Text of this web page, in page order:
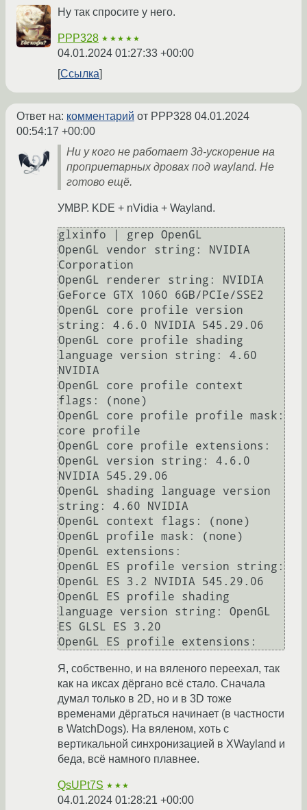
Ну так спросите у него.
PPP328 ★★★★★
04.01.2024 01:27:33 +00:00
Ссылка
Ответ на: комментарий от PPP328 04.01.2024
00:54:17 +00:00
Ни у кого не работает 3д-ускорение на
проприетарных дровах под wayland. Не
готово ещё.
УМВР. KDE + nVidia + Wayland.
glxinfo | grep OpenGL
OpenGL vendor string: NVIDIA
Corporation
OpenGL renderer string: NVIDIA
GeForce GTX 1060 6GB/PCIe/SSE2
OpenGL core profile version
string: 4.6.0 NVIDIA 545.29.06
OpenGL core profile shading
language version string: 4.60
NVIDIA
OpenGL core profile context
flags: (none)
OpenGL core profile profile mask:
core profile
OpenGL core profile extensions:
OpenGL version string: 4.6.0
NVIDIA 545.29.06
OpenGL shading language version
string: 4.60 NVIDIA
OpenGL context flags: (none)
OpenGL profile mask: (none)
OpenGL extensions:
OpenGL ES profile version string:
OpenGL ES 3.2 NVIDIA 545.29.06
OpenGL ES profile shading
language version string: OpenGL
ES GLSL ES 3.20
Я, собственно, и на вяленого переехал, так
как на иксах дёргано всё стало. Сначала
думал только в 2D, но и в 3D тоже
временами дёргаться начинает (в частности
в WatchDogs). На вяленом, хоть с
вертикальной синхронизацией в XWayland и
беда, всё намного плавнее.
QsUPt7S ★★★
04.01.2024 01:28:21 +00:00